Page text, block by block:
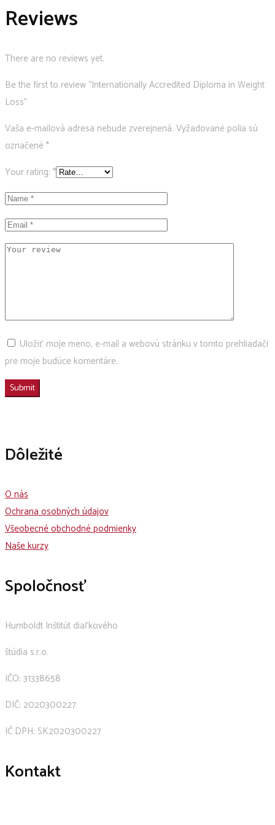
Weight
Loss
Reviews
There are no reviews yet.
Be the first to review “Internationally Accredited Diploma in Weight
Loss”
Vaša e-mailová adresa nebude zverejnená. Vyžadované polia sú
označené *
Your rating: *
Uložiť moje meno, e-mail a webovú stránku v tomto prehliadači
pre moje budúce komentáre.
Dôležité
O nás
Ochrana osobných údajov
Všeobecné obchodné podmienky
Naše kurzy
Spoločnosť
Humboldt Inštitút diaľkového
štúdia s.r.o.
IČO: 31338658
DIČ: 2020300227
IČ DPH: SK2020300227
Kontakt